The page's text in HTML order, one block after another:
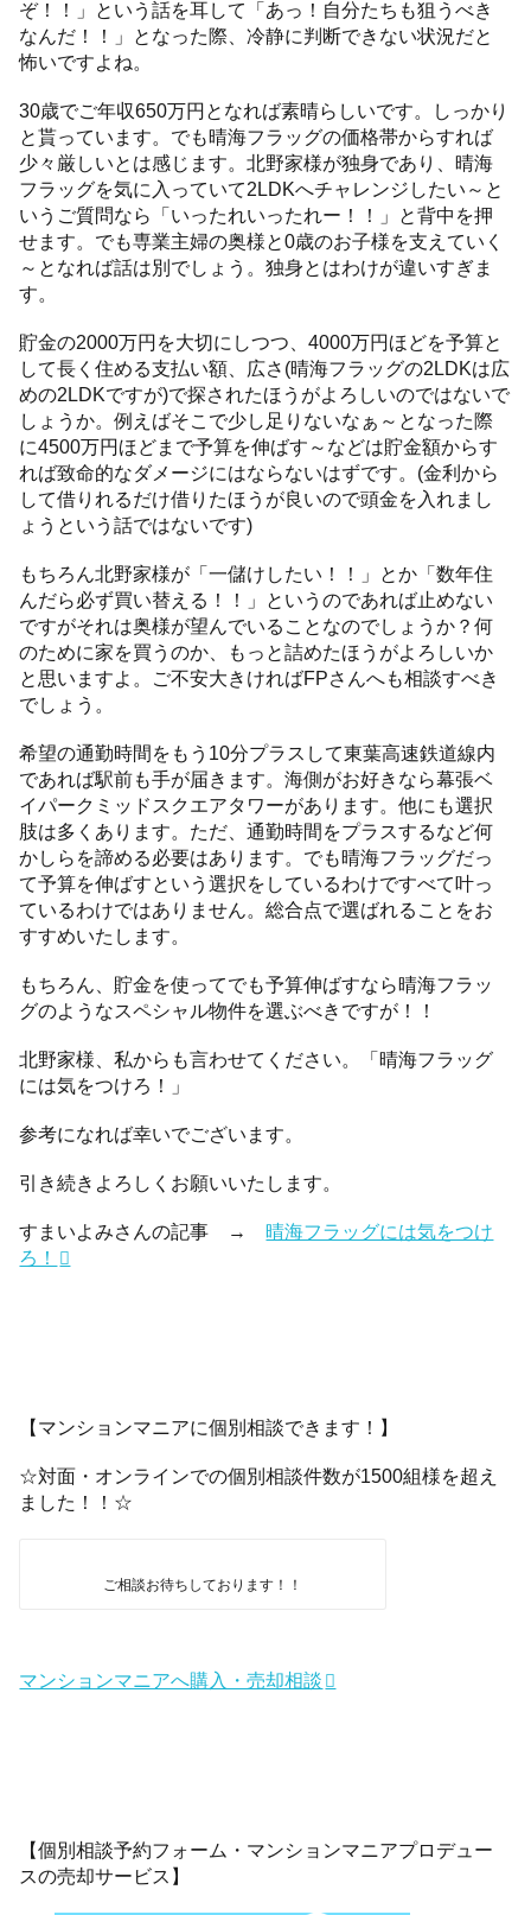
ぞ！！」という話を耳して「あっ！自分たちも狙うべき
なんだ！！」となった際、冷静に判断できない状況だと
怖いですよね。
30歳でご年収650万円となれば素晴らしいです。しっかり
と貰っています。でも晴海フラッグの価格帯からすれば
少々厳しいとは感じます。北野家様が独身であり、晴海
フラッグを気に入っていて2LDKへチャレンジしたい～と
いうご質問なら「いったれいったれー！！」と背中を押
せます。でも専業主婦の奥様と0歳のお子様を支えていく
～となれば話は別でしょう。独身とはわけが違いすぎま
す。
貯金の2000万円を大切にしつつ、4000万円ほどを予算と
して長く住める支払い額、広さ(晴海フラッグの2LDKは広
めの2LDKですが)で探されたほうがよろしいのではないで
しょうか。例えばそこで少し足りないなぁ～となった際
に4500万円ほどまで予算を伸ばす～などは貯金額からす
れば致命的なダメージにはならないはずです。(金利から
して借りれるだけ借りたほうが良いので頭金を入れまし
ょうという話ではないです)
もちろん北野家様が「一儲けしたい！！」とか「数年住
んだら必ず買い替える！！」というのであれば止めない
ですがそれは奥様が望んでいることなのでしょうか？何
のために家を買うのか、もっと詰めたほうがよろしいか
と思いますよ。ご不安大きければFPさんへも相談すべき
でしょう。
希望の通勤時間をもう10分プラスして東葉高速鉄道線内
であれば駅前も手が届きます。海側がお好きなら幕張ベ
イパークミッドスクエアタワーがあります。他にも選択
肢は多くあります。ただ、通勤時間をプラスするなど何
かしらを諦める必要はあります。でも晴海フラッグだっ
て予算を伸ばすという選択をしているわけですべて叶っ
ているわけではありません。総合点で選ばれることをお
すすめいたします。
もちろん、貯金を使ってでも予算伸ばすなら晴海フラッ
グのようなスペシャル物件を選ぶべきですが！！
北野家様、私からも言わせてください。「晴海フラッグ
には気をつけろ！」
参考になれば幸いでございます。
引き続きよろしくお願いいたします。
すまいよみさんの記事 →晴海フラッグには気をつけ
ろ！
【マンションマニアに個別相談できます！】
☆対面・オンラインでの個別相談件数が1500組様を超え
ました！！☆
ご相談お待ちしております！！
マンションマニアへ購入・売却相談
【個別相談予約フォーム・マンションマニアプロデュー
スの売却サービス】